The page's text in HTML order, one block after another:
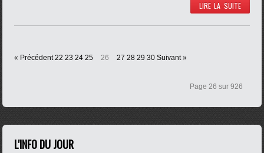
LIRE LA SUITE
« Précédent 22 23 24 25 26 27 28 29 30 Suivant »
Page 26 sur 926
L'INFO DU JOUR